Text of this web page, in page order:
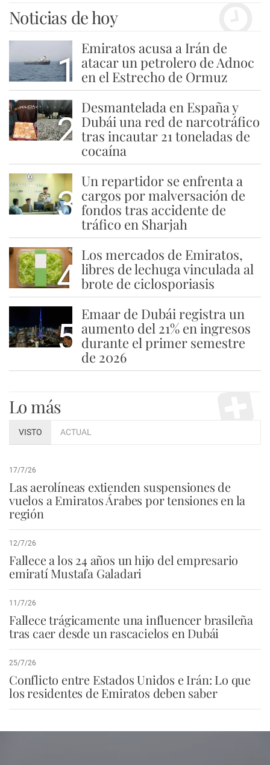
Noticias de hoy
1
Emiratos acusa a Irán de
atacar un petrolero de Adnoc
en el Estrecho de Ormuz
2
Desmantelada en España y
Dubái una red de narcotráfico
tras incautar 21 toneladas de
cocaína
3
Un repartidor se enfrenta a
cargos por malversación de
fondos tras accidente de
tráfico en Sharjah
4
Los mercados de Emiratos,
libres de lechuga vinculada al
brote de ciclosporiasis
5
Emaar de Dubái registra un
aumento del 21% en ingresos
durante el primer semestre
de 2026
Lo más
VISTO ACTUAL
17/7/26
Las aerolíneas extienden suspensiones de
vuelos a Emiratos Árabes por tensiones en la
región
12/7/26
Fallece a los 24 años un hijo del empresario
emiratí Mustafa Galadari
11/7/26
Fallece trágicamente una influencer brasileña
tras caer desde un rascacielos en Dubái
25/7/26
Conflicto entre Estados Unidos e Irán: Lo que
los residentes de Emiratos deben saber